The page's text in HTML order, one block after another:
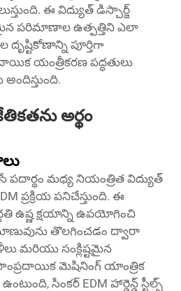
ఈ విద్యుత్ డిస్చార్జ్
పరిమాణాల ఉత్పత్తిని ఎలా
పూర్తిగా
యంత్రీకరణ పద్ధతులు
అర్థం
పదార్థం మధ్య నియంత్రిత విద్యుత్
ప్రక్రియ పనిచేస్తుంది. ఈ
ఉష్ణ క్షయాన్ని ఉపయోగించి
తొలగించడం ద్వారా
మరియు సంక్లిష్టమైన
సాంప్రదాయిక మెషినింగ్ యాంత్రిక
సింకర్ EDM హార్డెన్డ్ స్టీల్స్